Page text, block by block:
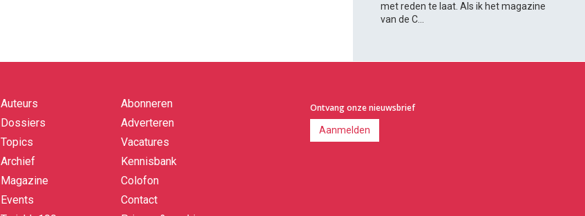
met reden te laat. Als ik het magazine
van de C...
Quick
links
Auteurs
Dossiers
Topics
Archief
Magazine
Events
Abonneren
Adverteren
Vacatures
Kennisbank
Colofon
Contact
Ontvang onze nieuwsbrief
Aanmelden